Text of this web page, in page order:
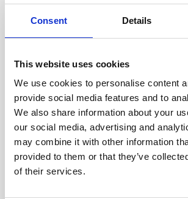
Consent Details
This website uses cookies
We use cookies to personalise content
provide social media features and to
We also share information about your
our social media, advertising and
may combine it with other information
provided to them or that they’ve
of their services.
Babysitting
In den Sun Gardens Dubrovnik legen
Kinderservices, damit auch die Eltern
relaxen können.
MEHR ERFAHREN